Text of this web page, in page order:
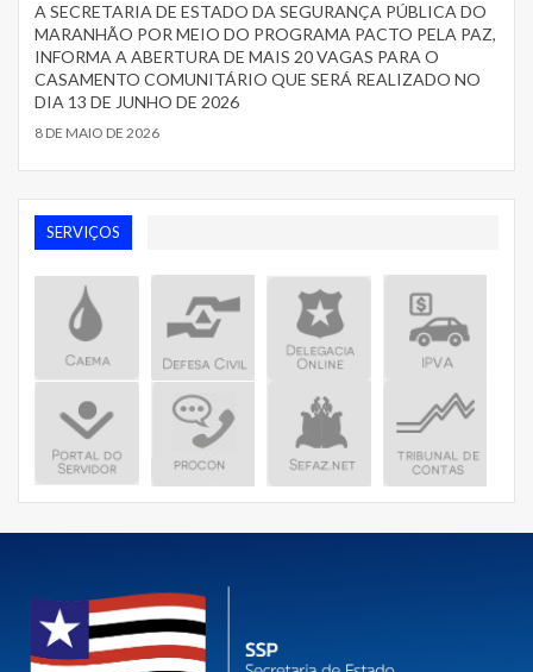
A SECRETARIA DE ESTADO DA SEGURANÇA PÚBLICA DO
MARANHÃO POR MEIO DO PROGRAMA PACTO PELA PAZ,
INFORMA A ABERTURA DE MAIS 20 VAGAS PARA O
CASAMENTO COMUNITÁRIO QUE SERÁ REALIZADO NO
DIA 13 DE JUNHO DE 2026
8 DE MAIO DE 2026
SERVIÇOS